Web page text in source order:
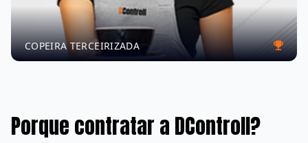
COPEIRA TERCEIRIZADA
Porque contratar a DControll?